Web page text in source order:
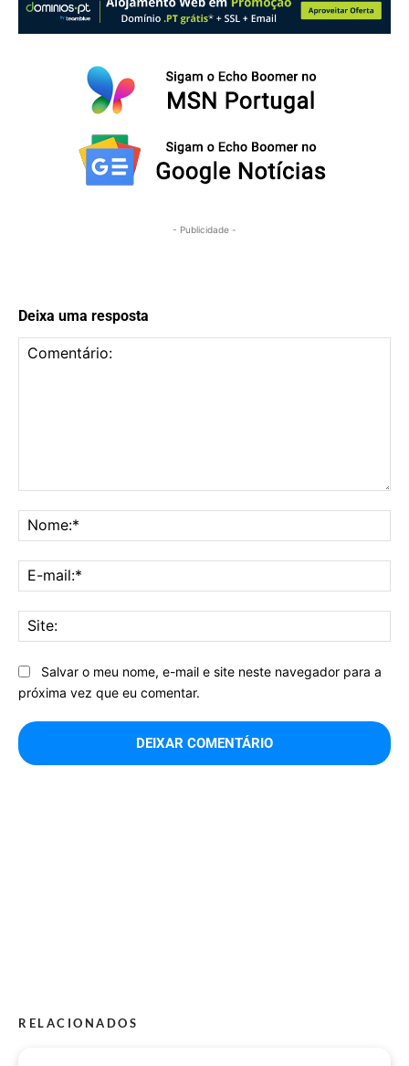
- Publicidade -
Deixa uma resposta
Salvar o meu nome, e-mail e site neste navegador para a
próxima vez que eu comentar.
RELACIONADOS